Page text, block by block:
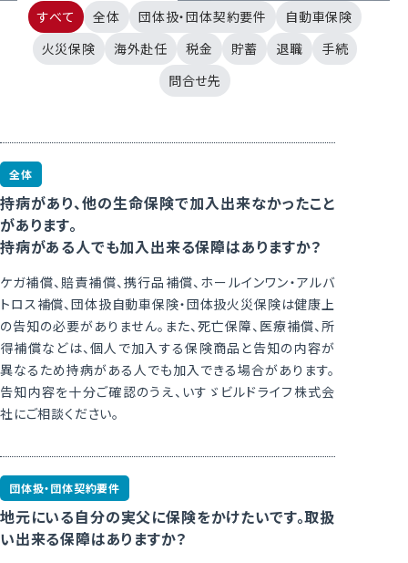
いすゞグループ総合保険制度お役立ちナビ
お金のご相談
採用情報
新着情報
サステナビリティ
お問い合わせ
事故のご報告
お客様紹介カードの発行
ご利用にあたって（保険事業）
勧誘方針（保険事業）
いすゞビルドライフ株式会社
すべて 全体 団体扱・団体契約要件
自動車保険
火災保険
海外赴任 税金 貯蓄 退職
手続
問合せ先
全体
持病があり、他の生命保険で加入出来なかったこと
があります。
持病がある人でも加入出来る保障はありますか？
ケガ補償、賠責補償、携行品補償、ホールインワン・アルバ
トロス補償、団体扱自動車保険・団体扱火災保険は健康上
の告知の必要がありません。また、死亡保障、医療補償、所
得補償などは、個人で加入する保険商品と告知の内容が
異なるため持病がある人でも加入できる場合があります。
告知内容を十分ご確認のうえ、いすゞビルドライフ株式会
社にご相談ください。
団体扱・団体契約要件
地元にいる自分の実父に保険をかけたいです。取扱
い出来る保障はありますか？